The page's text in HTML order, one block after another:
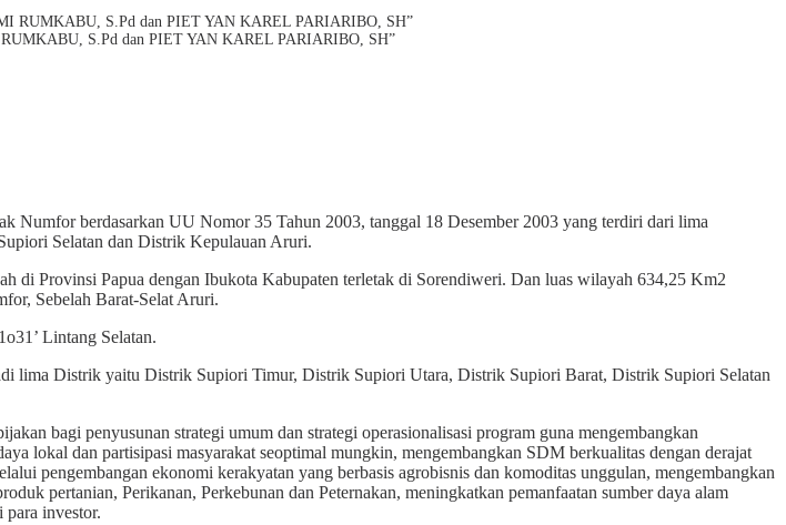
S.Pd dan PIET YAN KAREL PARIARIBO, SH”
Numfor berdasarkan UU Nomor 35 Tahun 2003, tanggal 18 Desember 2003 yang terdiri dari lima
Selatan dan Distrik Kepulauan Aruri.
di Provinsi Papua dengan Ibukota Kabupaten terletak di Sorendiweri. Dan luas wilayah 634,25 Km2
Sebelah Barat-Selat Aruri.
Lintang Selatan.
lima Distrik yaitu Distrik Supiori Timur, Distrik Supiori Utara, Distrik Supiori Barat, Distrik Supiori Selatan
bagi penyusunan strategi umum dan strategi operasionalisasi program guna mengembangkan
lokal dan partisipasi masyarakat seoptimal mungkin, mengembangkan SDM berkualitas dengan derajat
pengembangan ekonomi kerakyatan yang berbasis agrobisnis dan komoditas unggulan, mengembangkan
pertanian, Perikanan, Perkebunan dan Peternakan, meningkatkan pemanfaatan sumber daya alam
investor.